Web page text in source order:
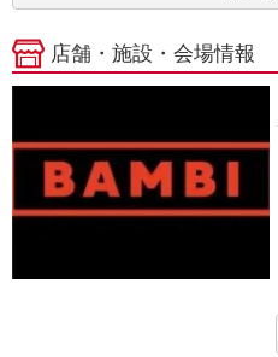
店舗・施設・会場情報